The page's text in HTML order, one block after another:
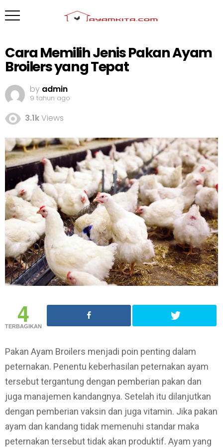
Cara Memilih Jenis Pakan Ayam
Broilers yang Tepat
by admin
9 tahun ago
3.1kViews
4
TERBAGIKAN
Pakan Ayam Broilers menjadi poin penting dalam
peternakan. Penentu keberhasilan peternakan ayam
tersebut tergantung dengan pemberian pakan dan
juga manajemen kandangnya. Setelah itu dilanjutkan
dengan pemberian vaksin dan juga vitamin. Jika pakan
ayam dan kandang tidak memenuhi standar maka
peternakan tersebut tidak akan produktif. Ayam yang